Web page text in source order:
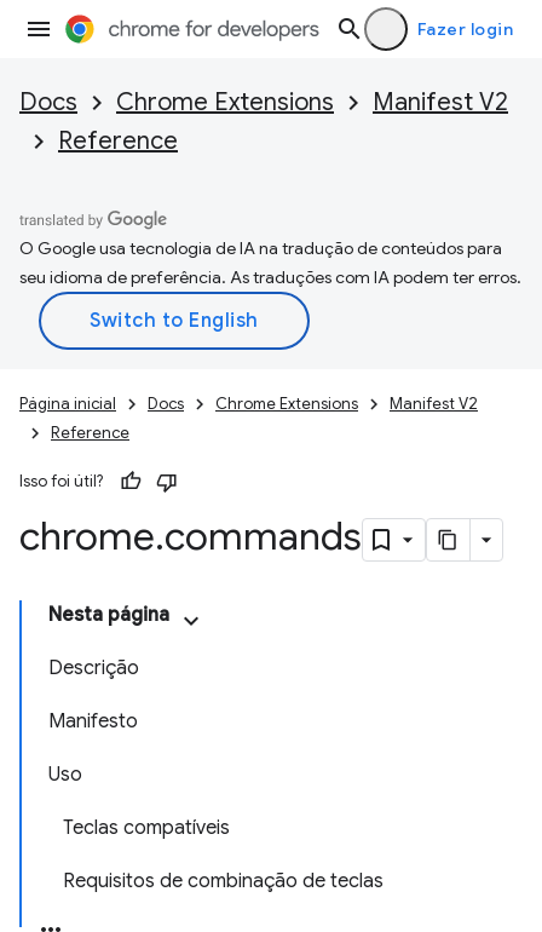
Fazer login
Docs Chrome Extensions
Manifest V2
Reference
O Google usa tecnologia de IA na tradução de conteúdos para
seu idioma de preferência. As traduções com IA podem ter erros.
Página inicial Docs Chrome Extensions
Manifest V2
Reference
Isso foi útil?
chrome.commands
Nesta página
Descrição
Manifesto
Uso
Teclas compatíveis
Requisitos de combinação de teclas